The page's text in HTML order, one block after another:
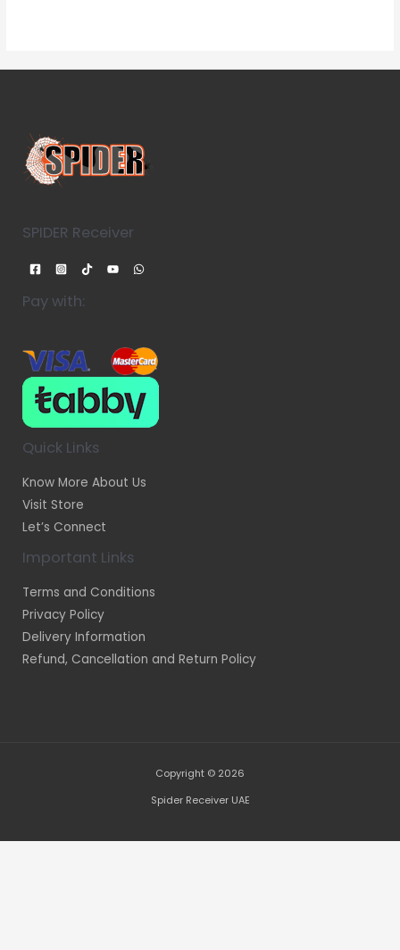
SPIDER Receiver
Pay with:
Quick Links
Know More About Us
Visit Store
Let’s Connect
Important Links
Terms and Conditions
Privacy Policy
Delivery Information
Refund, Cancellation and Return Policy
Copyright © 2026
Spider Receiver UAE